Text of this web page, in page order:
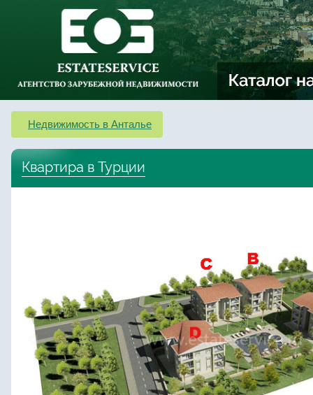
Недвижимость в Анталье
Квартира в Турции